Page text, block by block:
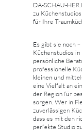
DA-SCHAU-
zu
für Ihre
Es gibt sie noch
Küchenstudios in
persönliche
professionelle
kleinen und
eine Vielfalt an
der Region für
sorgen. Wer in
zuverlässigen
dass es mit den
perfekte Studio